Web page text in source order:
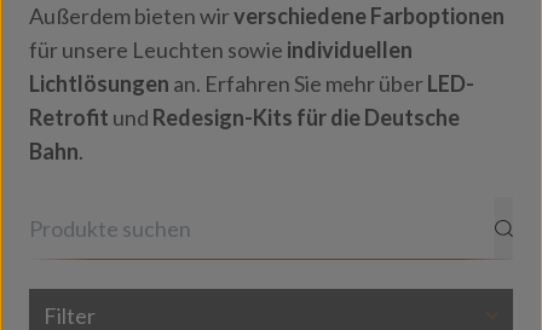
Außerdem bieten wirverschiedene Farboptionen
für unsere Leuchten sowie individuellen
Lichtlösungen an. Erfahren Sie mehr überLED-
Retrofit und Redesign-Kits für die Deutsche
Bahn.
Filter